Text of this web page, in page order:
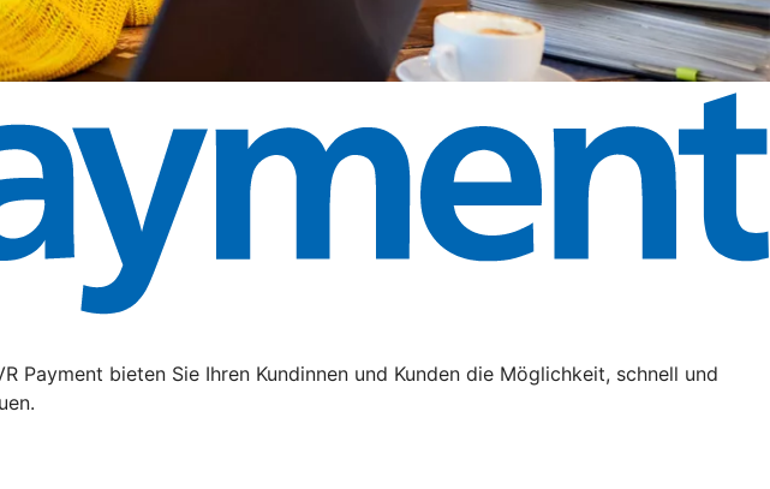
Payment bieten Sie Ihren Kundinnen und Kunden die Möglichkeit, schnell und